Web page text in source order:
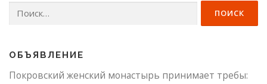
Найти:
ОБЪЯВЛЕНИЕ
Покровский женский монастырь принимает требы: